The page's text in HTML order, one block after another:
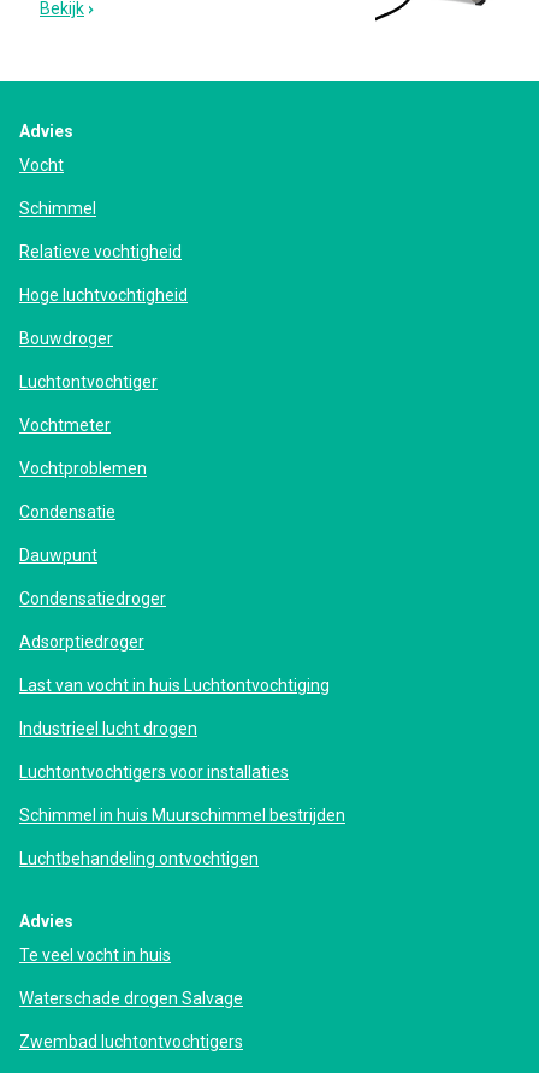
Bekijk
Advies
Vocht
Schimmel
Relatieve vochtigheid
Hoge luchtvochtigheid
Bouwdroger
Luchtontvochtiger
Vochtmeter
Vochtproblemen
Condensatie
Dauwpunt
Condensatiedroger
Adsorptiedroger
Last van vocht in huis Luchtontvochtiging
Industrieel lucht drogen
Luchtontvochtigers voor installaties
Schimmel in huis Muurschimmel bestrijden
Luchtbehandeling ontvochtigen
Advies
Te veel vocht in huis
Waterschade drogen Salvage
Zwembad luchtontvochtigers